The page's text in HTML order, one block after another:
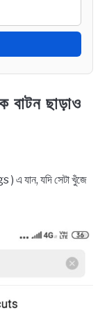
বাটন ছাড়াও
এ যান, যদি সেটা খুঁজে